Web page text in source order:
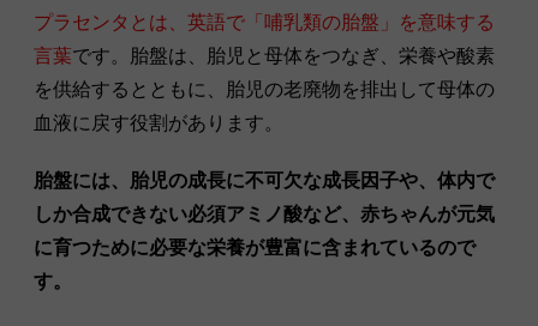
プラセンタとは、英語で「哺乳類の胎盤」を意味する
言葉です。胎盤は、胎児と母体をつなぎ、栄養や酸素
を供給するとともに、胎児の老廃物を排出して母体の
血液に戻す役割があります。
胎盤には、胎児の成長に不可欠な成長因子や、体内で
しか合成できない必須アミノ酸など、赤ちゃんが元気
に育つために必要な栄養が豊富に含まれているので
す。